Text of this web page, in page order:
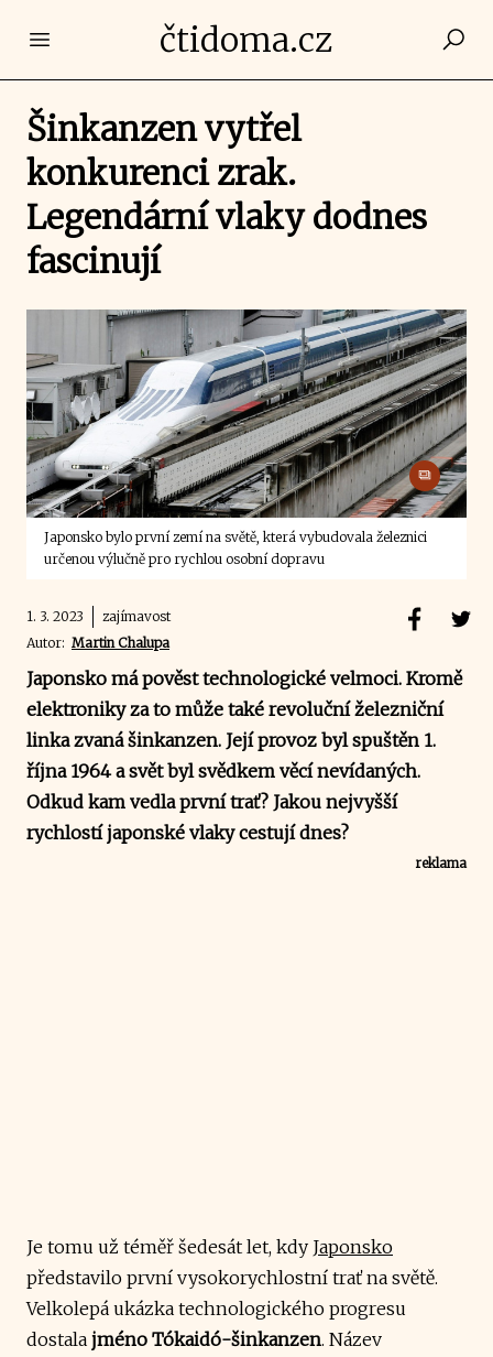
Open main menučtidoma.cz
Šinkanzen vytřel
konkurenci zrak.
Legendární vlaky dodnes
fascinují
Japonsko bylo první zemí na světě, která vybudovala železnici
určenou výlučně pro rychlou osobní dopravu
1. 3. 2023
zajímavost
Autor: Martin Chalupa
Japonsko má pověst technologické velmoci. Kromě
elektroniky za to může také revoluční železniční
linka zvaná šinkanzen. Její provoz byl spuštěn 1.
října 1964 a svět byl svědkem věcí nevídaných.
Odkud kam vedla první trať? Jakou nejvyšší
rychlostí japonské vlaky cestují dnes?
reklama
Je tomu už téměř šedesát let, kdy Japonsko
představilo první vysokorychlostní trať na světě.
Velkolepá ukázka technologického progresu
dostala jméno Tókaidó-šinkanzen. Název